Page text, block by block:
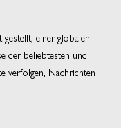
einer globalen
der beliebtesten und
verfolgen, Nachrichten